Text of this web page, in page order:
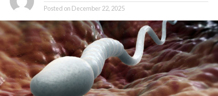
Posted on December 22, 2025